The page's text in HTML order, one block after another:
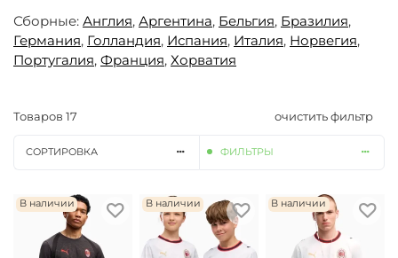
Сборные: Англия, Аргентина, Бельгия, Бразилия,
Германия, Голландия, Испания, Италия, Норвегия,
Португалия, Франция, Хорватия
Товаров 17 очистить фильтр
СОРТИРОВКА ФИЛЬТРЫ
В наличии В наличии В наличии